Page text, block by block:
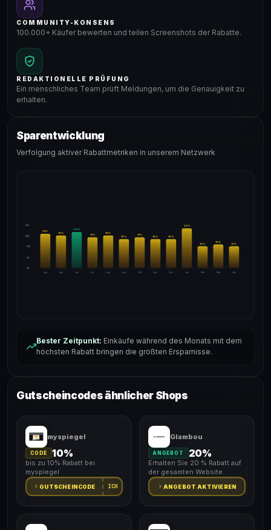
COMMUNITY-KONSENS
100.000+ Käufer bewerten und teilen Screenshots der Rabatte.
REDAKTIONELLE PRÜFUNG
Ein menschliches Team prüft Meldungen, um die Genauigkeit zu
erhalten.
Sparentwicklung
Verfolgung aktiver Rabattmetriken in unserem Netzwerk
24%
18%
12%
6%
0%
Apr
19%
Mai
18%
Jun
20%
Jul
17%
Aug
18%
Sep
16%
Okt
17%
Nov
16%
Dez
16%
Jan
22%
Feb
12%
Mär
13%
Apr
12%
Bester Zeitpunkt: Einkäufe während des Monats mit dem
höchsten Rabatt bringen die größten Ersparnisse.
Gutscheincodes ähnlicher Shops
myspiegel
CODE 10%
bis zu 10% Rabatt bei
myspiegel
GUTSCHEINCODE ICH
Glambou
ANGEBOT 20%
Erhalten Sie 20 % Rabatt auf
der gesamten Website.
ANGEBOT AKTIVIEREN